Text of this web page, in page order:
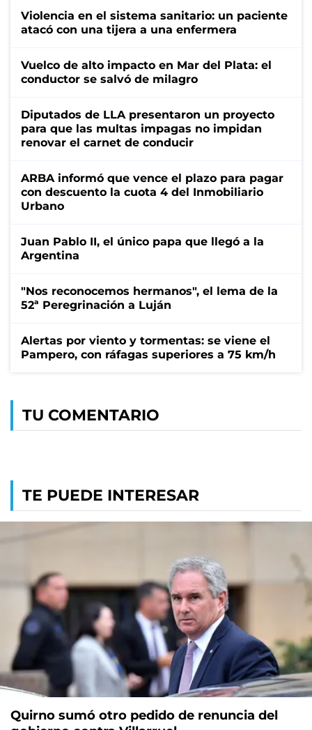
Violencia en el sistema sanitario: un paciente
atacó con una tijera a una enfermera
Vuelco de alto impacto en Mar del Plata: el
conductor se salvó de milagro
Diputados de LLA presentaron un proyecto
para que las multas impagas no impidan
renovar el carnet de conducir
ARBA informó que vence el plazo para pagar
con descuento la cuota 4 del Inmobiliario
Urbano
Juan Pablo II, el único papa que llegó a la
Argentina
"Nos reconocemos hermanos", el lema de la
52ª Peregrinación a Luján
Alertas por viento y tormentas: se viene el
Pampero, con ráfagas superiores a 75 km/h
TU COMENTARIO
TE PUEDE INTERESAR
Quirno sumó otro pedido de renuncia del